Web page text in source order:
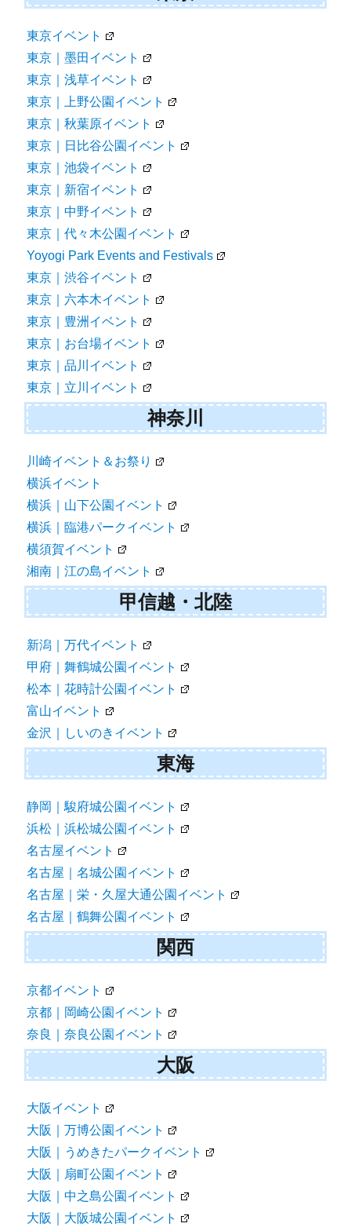
東京イベント
東京｜墨田イベント
東京｜浅草イベント
東京｜上野公園イベント
東京｜秋葉原イベント
東京｜日比谷公園イベント
東京｜池袋イベント
東京｜新宿イベント
東京｜中野イベント
東京｜代々木公園イベント
Yoyogi Park Events and Festivals
東京｜渋谷イベント
東京｜六本木イベント
東京｜豊洲イベント
東京｜お台場イベント
東京｜品川イベント
東京｜立川イベント
神奈川
川崎イベント＆お祭り
横浜イベント
横浜｜山下公園イベント
横浜｜臨港パークイベント
横須賀イベント
湘南｜江の島イベント
甲信越・北陸
新潟｜万代イベント
甲府｜舞鶴城公園イベント
松本｜花時計公園イベント
富山イベント
金沢｜しいのきイベント
東海
静岡｜駿府城公園イベント
浜松｜浜松城公園イベント
名古屋イベント
名古屋｜名城公園イベント
名古屋｜栄・久屋大通公園イベント
名古屋｜鶴舞公園イベント
関西
京都イベント
京都｜岡崎公園イベント
奈良｜奈良公園イベント
大阪
大阪イベント
大阪｜万博公園イベント
大阪｜うめきたパークイベント
大阪｜扇町公園イベント
大阪｜中之島公園イベント
大阪｜大阪城公園イベント